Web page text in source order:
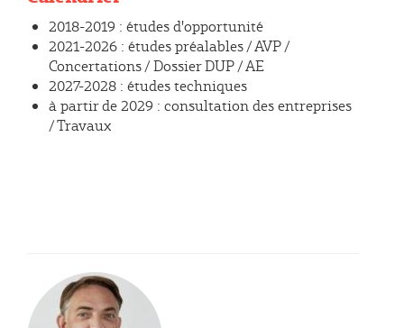
2018-2019 : études d'opportunité
2021-2026 : études préalables / AVP /
Concertations / Dossier DUP / AE
2027-2028 : études techniques
à partir de 2029 : consultation des entreprises
/ Travaux